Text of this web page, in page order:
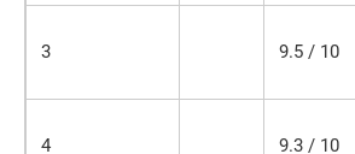
3 9.5 / 10
4 9.3 / 10